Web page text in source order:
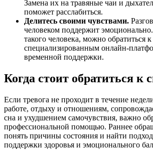
Замена их на травяные чаи и
поможет расслабиться.
Делитесь своими чувствами.
человеком поддержит
такого человека, можно обратиться к
специализированным онлайн-
временной поддержки.
Когда стоит обратиться к
Если тревога не проходит в течение
работе, отдыху и отношениям,
сна и ухудшением самочувствия, важно
профессиональной помощью. Раннее
понять причины состояния и найти
поддержки здоровья и эмоционального